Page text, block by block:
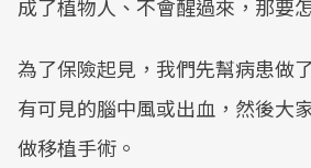
成了植物人、不會醒過來，那要
為了保險起見，我們先幫病患做
有可見的腦中風或出血，然後大
做移植手術。